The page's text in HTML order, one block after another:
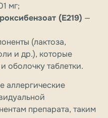
мг;
(E219) —
(лактоза,
и др.), которые
оболочку таблетки.
аллергические
препарата, таким